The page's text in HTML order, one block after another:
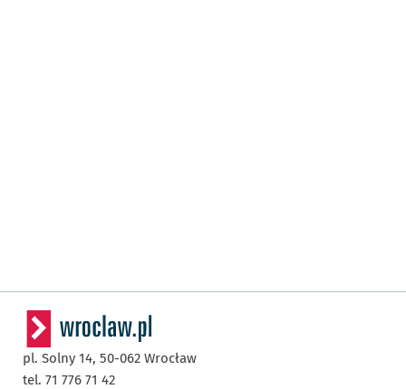
pl. Solny 14, 50-062 Wrocław
tel. 71 776 71 42